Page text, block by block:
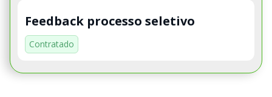
Feedback processo seletivo
Contratado